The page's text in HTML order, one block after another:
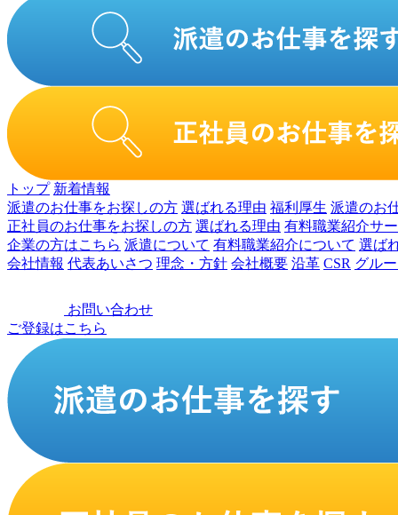
トップ 新着情報
派遣のお仕事をお探しの⽅ 選ばれる理由 福利厚生 派遣のお
正社員のお仕事をお探しの⽅ 選ばれる理由 有料職業紹介サ
企業の⽅はこちら 派遣について 有料職業紹介について 選ば
会社情報 代表あいさつ 理念・⽅針 会社概要 沿⾰ CSR グル
お問い合わせ
ご登録はこちら